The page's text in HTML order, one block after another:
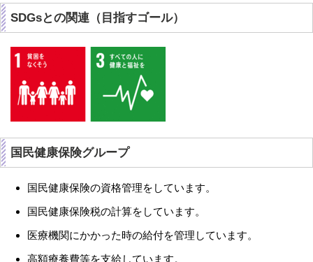
SDGsとの関連（目指すゴール）
国民健康保険グループ
国民健康保険の資格管理をしています。
国民健康保険税の計算をしています。
医療機関にかかった時の給付を管理しています。
高額療養費等を支給しています。